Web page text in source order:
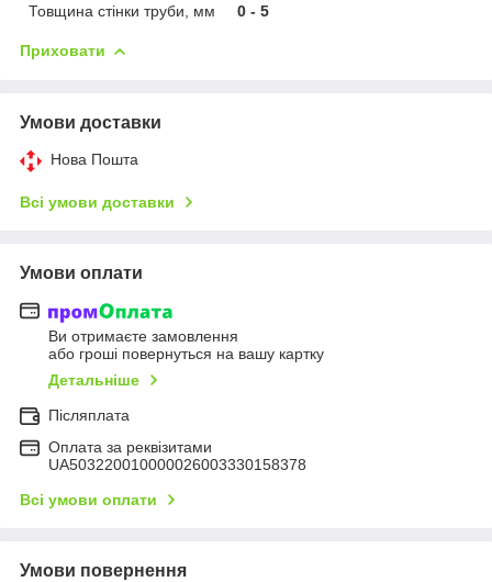
Товщина стінки труби, мм
0 - 5
Приховати
Умови доставки
Нова Пошта
Всі умови доставки
Умови оплати
Ви отримаєте замовлення
або гроші повернуться на вашу картку
Детальніше
Післяплата
Оплата за реквізитами
UA503220010000026003330158378
Всі умови оплати
Умови повернення